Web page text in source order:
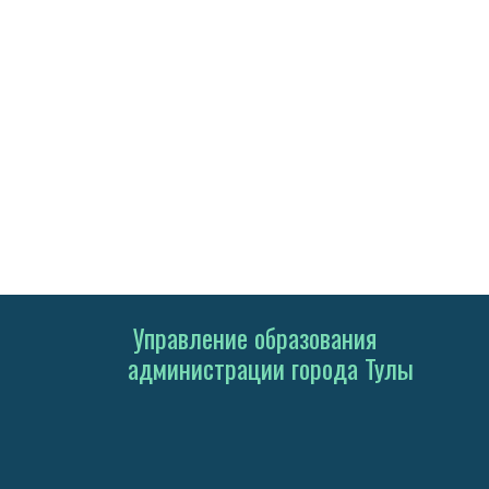
Управление образования
администрации города Тулы